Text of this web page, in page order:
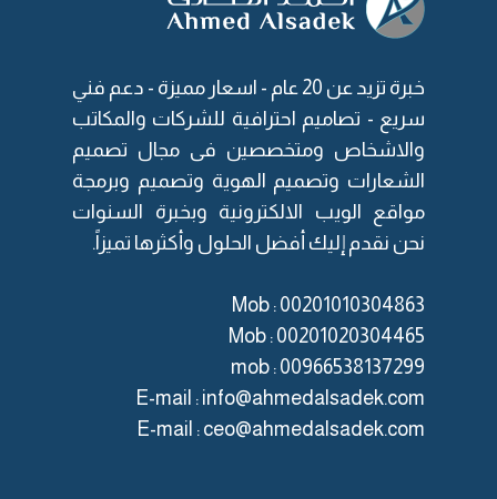
خبرة تزيد عن 20 عام - اسعار مميزة - دعم فني
سريع - تصاميم احترافية للشركات والمكاتب
والاشخاص ومتخصصين فى مجال تصميم
الشعارات وتصميم الهوية وتصميم وبرمجة
مواقع الويب الالكترونية وبخبرة السنوات
نحن نقدم إليك أفضل الحلول وأكثرها تميزاً.
Mob : 00201010304863
Mob : 00201020304465
mob : ‎00966538137299
E-mail : info@ahmedalsadek.com
E-mail : ceo@ahmedalsadek.com